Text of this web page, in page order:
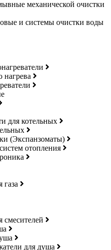
механической очистки
и системы очистки воды
нагрева
для котельных
(Экспанзоматы)
отопления
газа
для душа